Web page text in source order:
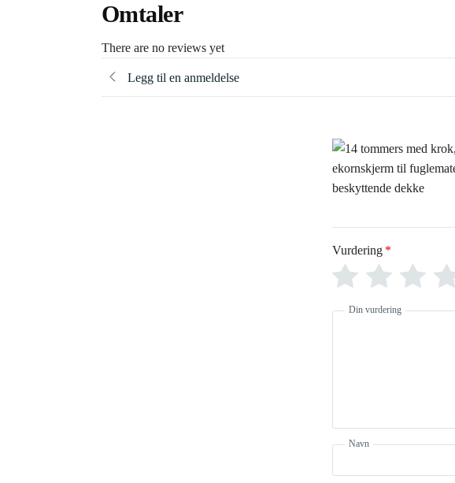
Omtaler
There are no reviews yet
Legg til en anmeldelse
Vurdering *
Din vurdering
Navn